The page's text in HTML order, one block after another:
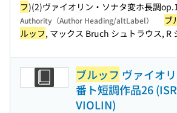
フ)(2)ヴァイオリン・ソナタ変ホ長調
Authority（Author Heading/altLabel） ブ
ルッフ, マックス Bruch シュトラウス, R
ブルッフ ヴァイオ
番ト短調作品26
VIOLIN)